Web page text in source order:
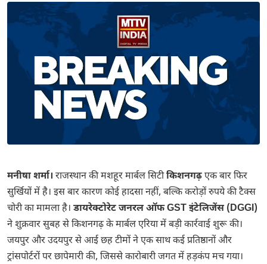
मनीषा शर्मा। राजस्थान की मशहूर मार्बल सिटीकिशनगढ़एक बार फिर
सुर्खियों में है। इस बार कारण कोई हादसा नहीं, बल्कि करोड़ों रुपये की टैक्स
चोरी का मामला है। डायरेक्टोरेट जनरल ऑफ GST इंटेलिजेंस (DGGI)
ने शुक्रवार सुबह से किशनगढ़ के मार्बल एरिया में बड़ी कार्रवाई शुरू की।
जयपुर और उदयपुर से आई छह टीमों ने एक साथ कई प्रतिष्ठानों और
ट्रांसपोर्टरों पर छापेमारी की, जिससे कारोबारी जगत में हड़कंप मच गया।